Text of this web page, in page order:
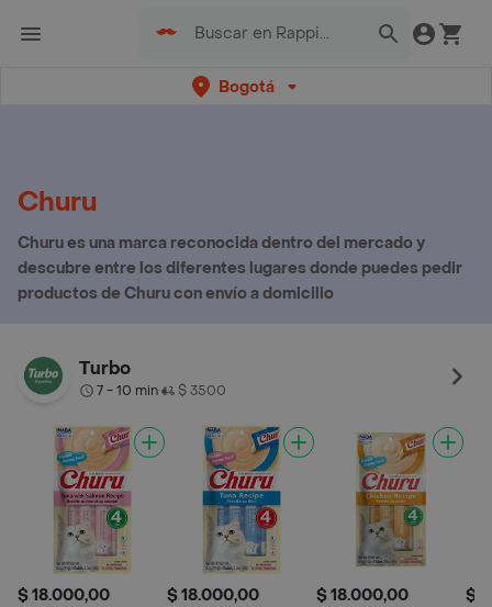
Bogotá
Churu
Churu es una marca reconocida dentro del mercado y
descubre entre los diferentes lugares donde puedes pedir
productos de Churu con envío a domicilio
Turbo
7 - 10 min• $ 3500
$ 18.000,00 $ 18.000,00 $ 18.000,00 $